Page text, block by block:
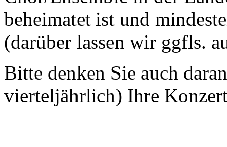
beheimatet ist und
(darüber lassen wir ggfls.
Bitte denken Sie auch
vierteljährlich) Ihre